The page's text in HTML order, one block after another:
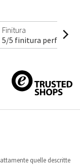
Finitura
5/5 finitura perfetta
quelle descritte